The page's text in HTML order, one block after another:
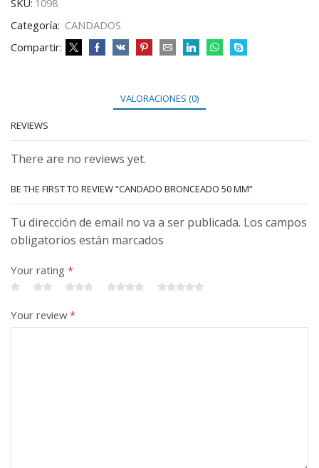
Categoría: CANDADOS
Compartir:
VALORACIONES (0)
REVIEWS
There are no reviews yet.
BE THE FIRST TO REVIEW “CANDADO BRONCEADO 50 MM”
Tu dirección de email no va a ser publicada. Los campos
obligatorios están marcados
Your rating *
Your review*